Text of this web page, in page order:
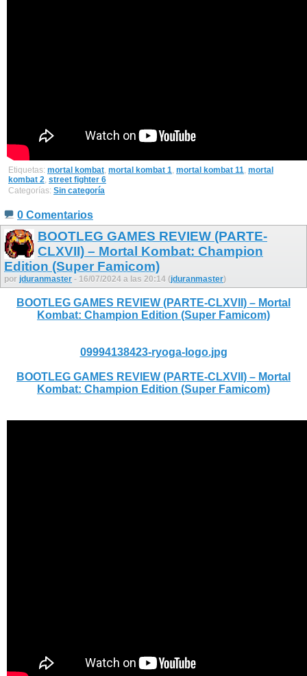
Etiquetas: mortal kombat, mortal kombat 1, mortal kombat 11, mortal
kombat 2, street fighter 6
Categorías: Sin categoría
0 Comentarios
BOOTLEG GAMES REVIEW (PARTE-
CLXVII) – Mortal Kombat: Champion
Edition (Super Famicom)
por jduranmaster - 16/07/2024 a las 20:14 (jduranmaster)
BOOTLEG GAMES REVIEW (PARTE-CLXVII) – Mortal
Kombat: Champion Edition (Super Famicom)
09994138423-ryoga-logo.jpg
BOOTLEG GAMES REVIEW (PARTE-CLXVII) – Mortal
Kombat: Champion Edition (Super Famicom)